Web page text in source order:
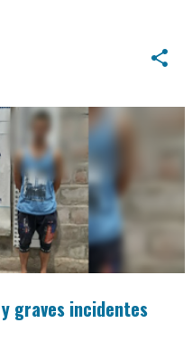
graves incidentes